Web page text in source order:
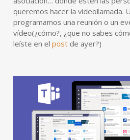
queremos hacer la videollamada.
programamos una reunión o un
vídeo(¿cómo?, ¿que no sabes
leíste en el postde ayer?)